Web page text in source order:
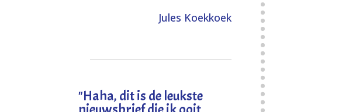
Jules Koekkoek
"Haha, dit is de leukste